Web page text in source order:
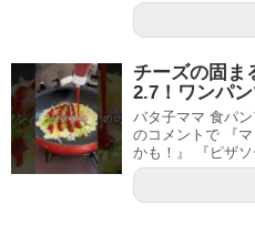
チーズの固ま
2.7！ワンパ
バタ子ママ 食パ
のコメントで 『
かも！』 『ピザソ